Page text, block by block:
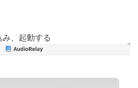
、起動する